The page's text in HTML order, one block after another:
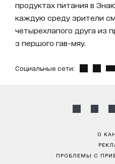
продуктах питания в
каждую среду зрители
четырехлапого друга из
з першого гав-мяу.
Социальные сети:
О
ПРОБЛЕМЫ С